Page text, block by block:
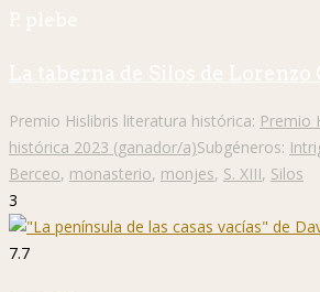
P. plebe
La taberna de Silos de Lorenzo
Premio Hislibris literatura histórica: Premio
histórica 2023 (ganador/a)Subgéneros:
Berceo, monasterio, monjes, S. XIII, Silos
3
7.7